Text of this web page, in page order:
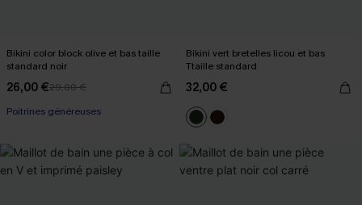
Bikini color block olive et bas taille
standard noir
26,00 €29,00 €
Poitrines généreuses
Bikini vert bretelles licou et bas
Ttaille standard
32,00 €